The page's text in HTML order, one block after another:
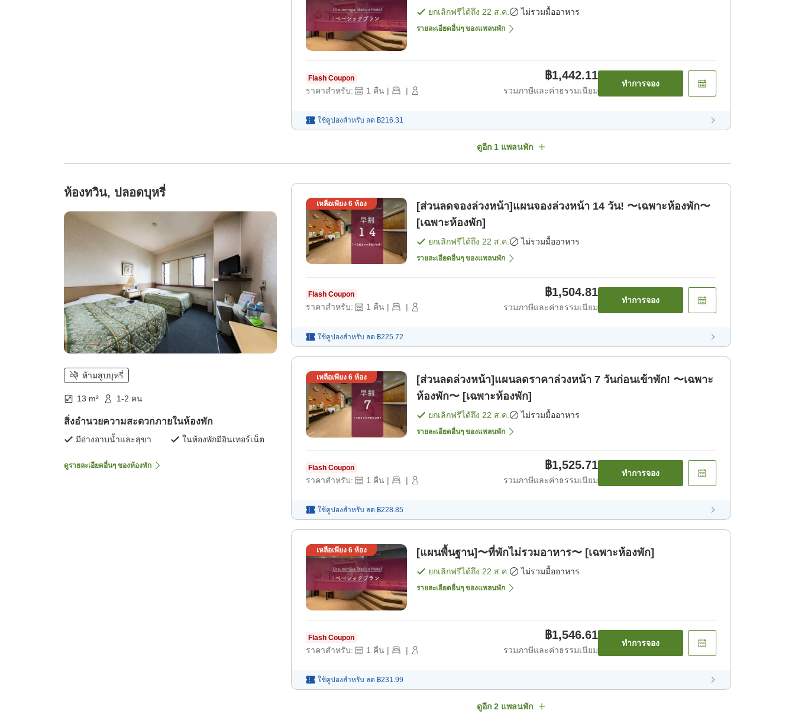
ยกเลิกฟรีได้ถึง 22 ส.ค. ไม่รวมมื้ออาหาร
รายละเอียดอื่นๆ ของแพลนพัก
Flash Coupon
ราคาสำหรับ: 1 คืน | |
฿1,442.11
รวมภาษีและค่าธรรมเนียม
ทำการจอง
ใช้คูปองสำหรับ ลด ฿216.31
ดูอีก 1แพลนพัก
ห้องทวิน, ปลอดบุหรี่
ห้ามสูบบุหรี่
13 m² 1-2 คน
สิ่งอำนวยความสะดวกภายในห้องพัก
มีอ่างอาบน้ำและสุขา ในห้องพักมีอินเทอร์เน็ต
ดูรายละเอียดอื่นๆ ของห้องพัก
เหลือเพียง 6ห้อง
[ส่วนลดจองล่วงหน้า]แผนจองล่วงหน้า 14 วัน! 〜เฉพาะห้องพัก〜
[เฉพาะห้องพัก]
ยกเลิกฟรีได้ถึง 22 ส.ค. ไม่รวมมื้ออาหาร
รายละเอียดอื่นๆ ของแพลนพัก
Flash Coupon
ราคาสำหรับ: 1 คืน | |
฿1,504.81
รวมภาษีและค่าธรรมเนียม
ทำการจอง
ใช้คูปองสำหรับ ลด ฿225.72
เหลือเพียง 6ห้อง
[ส่วนลดล่วงหน้า]แผนลดราคาล่วงหน้า 7 วันก่อนเข้าพัก! 〜เฉพาะ
ห้องพัก〜 [เฉพาะห้องพัก]
ยกเลิกฟรีได้ถึง 22 ส.ค. ไม่รวมมื้ออาหาร
รายละเอียดอื่นๆ ของแพลนพัก
Flash Coupon
ราคาสำหรับ: 1 คืน | |
฿1,525.71
รวมภาษีและค่าธรรมเนียม
ทำการจอง
ใช้คูปองสำหรับ ลด ฿228.85
เหลือเพียง 6ห้อง [แผนพื้นฐาน]〜ที่พักไม่รวมอาหาร〜 [เฉพาะห้องพัก]
ยกเลิกฟรีได้ถึง 22 ส.ค. ไม่รวมมื้ออาหาร
รายละเอียดอื่นๆ ของแพลนพัก
Flash Coupon
ราคาสำหรับ: 1 คืน | |
฿1,546.61
รวมภาษีและค่าธรรมเนียม
ทำการจอง
ใช้คูปองสำหรับ ลด ฿231.99
ดูอีก 2แพลนพัก